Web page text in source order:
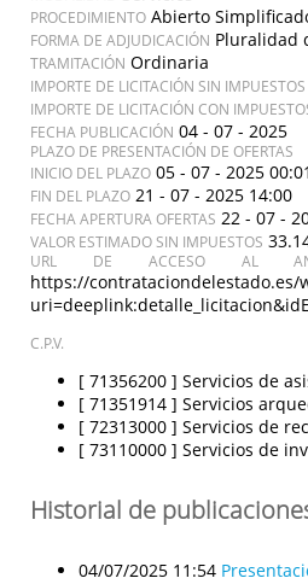
PROCEDIMIENTO Abierto
FORMA DE ADJUDICACIÓN Pluralidad
TRAMITACIÓN Ordinaria
IMPORTE DE LICITACIÓN SIN IMPUESTOS
IMPORTE DE LICITACIÓN CON
FECHA PUBLICACIÓN 04 - 07 - 2025
PLAZO DE PRESENTACIÓN DE OFERTAS
INICIO DEL PLAZO 05 - 07 - 2025 00:01
FIN DEL PLAZO 21 - 07 - 2025 14:00
FECHA APERTURA OFERTAS 22 - 07 -
VALOR ESTIMADO SIN IMPUESTOS
URL DE ACCESO AL
https://contrataciondelestado.es/
C.P.V.
[ 71356200 ] Servicios de
[ 71351914 ] Servicios
[ 72313000 ] Servicios de
[ 73110000 ] Servicios de
Historial de
04/07/2025 11:54